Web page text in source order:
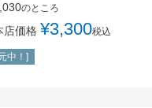
のところ
店価格 ¥3,300税込
中！]